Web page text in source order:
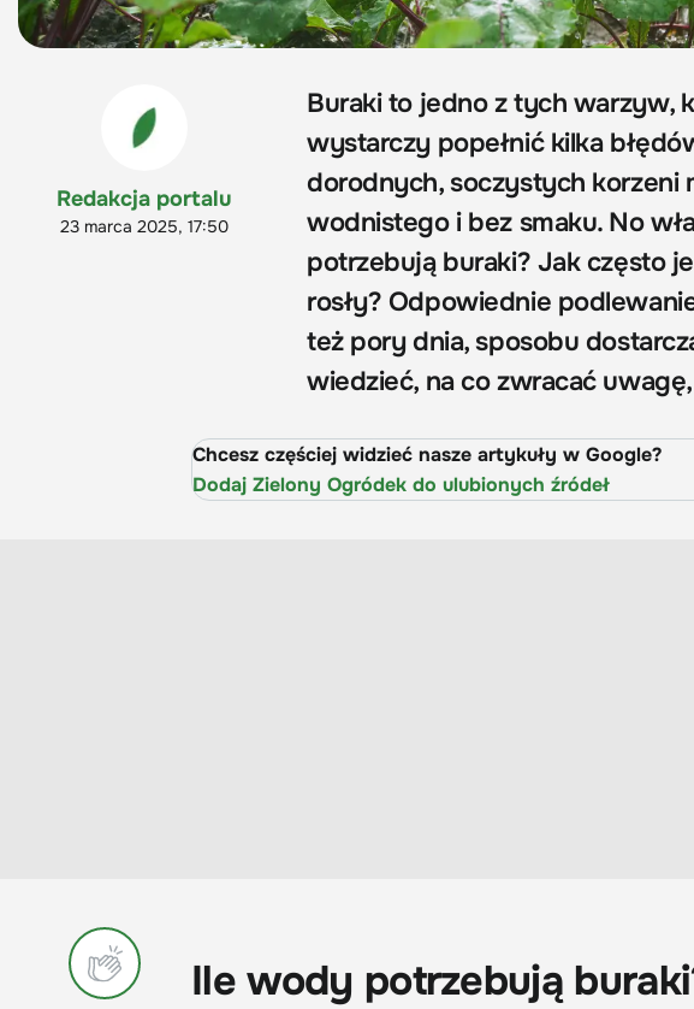
Redakcja portalu
23 marca 2025, 17:50
Buraki to jedno z tych warzyw,
wystarczy popełnić kilka
dorodnych, soczystych korzeni
wodnistego i bez smaku. No
potrzebują buraki? Jak często
rosły? Odpowiednie
też pory dnia, sposobu
wiedzieć, na co zwracać
Chcesz częściej widzieć nasze artykuły w Google?
Dodaj Zielony Ogródek do ulubionych źródeł
Ile wody potrzebują